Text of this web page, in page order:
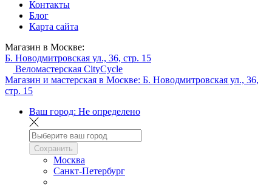
Контакты
Блог
Карта сайта
Магазин в Москве:
Б. Новодмитровская ул., 36, стр. 15
Веломастерская CityCycle
Магазин и мастерская в Москве: Б. Новодмитровская ул., 36,
стр. 15
Ваш город: Не определено
Сохранить
Москва
Санкт-Петербург